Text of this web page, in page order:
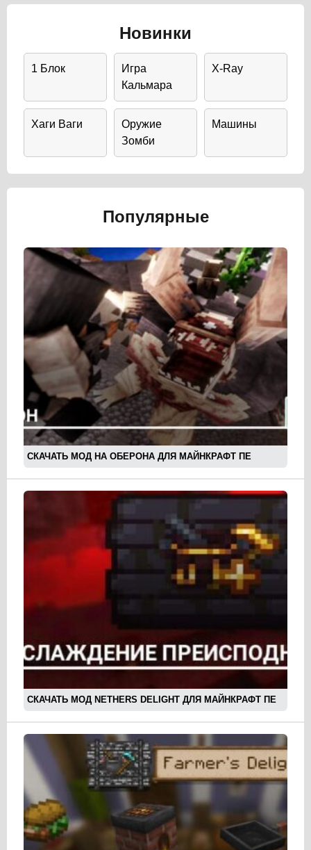
Новинки
1 Блок
Игра
Кальмара
X-Ray
Хаги Ваги
Оружие
Зомби
Машины
Популярные
СКАЧАТЬ МОД НА ОБЕРОНА ДЛЯ МАЙНКРАФТ ПЕ
СКАЧАТЬ МОД NETHERS DELIGHT ДЛЯ МАЙНКРАФТ ПЕ